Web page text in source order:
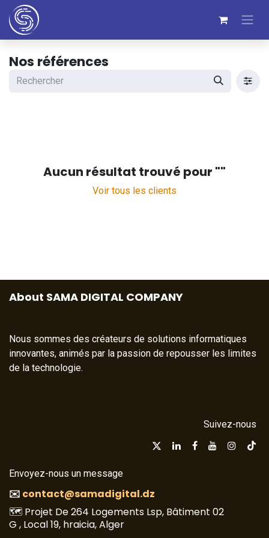
Nos références
Aucun résultat trouvé pour ""
Voir tous les clients
About SAMA DIGITAL COMPANY
Nous sommes des créateurs de solutions informatiques
innovantes, animés par la passion de repousser les limites
de la technologie.​
Suivez-nous
Envoyez-nous un message
✉️ contact@samadigital.dz
🗺️ Projet De 264 Logements Lsp, Bâtiment 02
G , Local 19, hraicia, Alger